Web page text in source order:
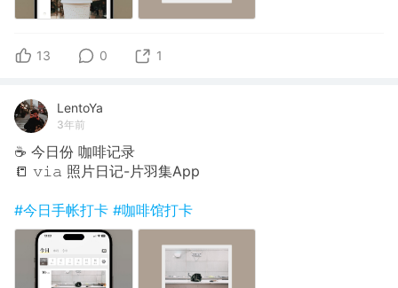
13 0 1
LentoYa
3年前
☕️ 今日份 咖啡记录
📒 𝚟𝚒𝚊 照片日记-片羽集App
#今日手帐打卡 #咖啡馆打卡